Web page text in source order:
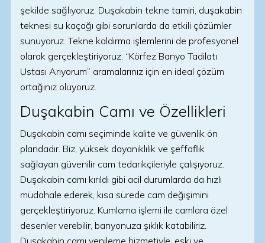
şekilde sağlıyoruz. Duşakabin tekne tamiri, duşakabin
teknesi su kaçağı gibi sorunlarda da etkili çözümler
sunuyoruz. Tekne kaldırma işlemlerini de profesyonel
olarak gerçekleştiriyoruz. “Körfez Banyo Tadilatı
Ustası Arıyorum” aramalarınız için en ideal çözüm
ortağınız oluyoruz.
Duşakabin Camı ve Özellikleri
Duşakabin camı seçiminde kalite ve güvenlik ön
plandadır. Biz, yüksek dayanıklılık ve şeffaflık
sağlayan güvenilir cam tedarikçileriyle çalışıyoruz.
Duşakabin camı kırıldı gibi acil durumlarda da hızlı
müdahale ederek, kısa sürede cam değişimini
gerçekleştiriyoruz. Kumlama işlemi ile camlara özel
desenler verebilir, banyonuza şıklık katabiliriz.
Duşakabin camı yenileme hizmetiyle, eski ve